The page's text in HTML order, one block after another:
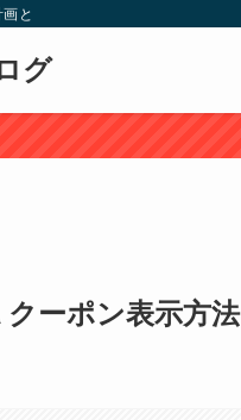
と
グ
クーポン表示方法